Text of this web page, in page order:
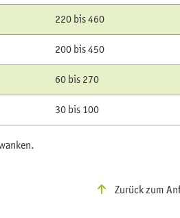
220 bis 460
200 bis 450
60 bis 270
30 bis 100
Zurück zum